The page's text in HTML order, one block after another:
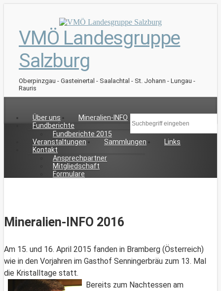
VMÖ Landesgruppe
Salzburg
Oberpinzgau - Gasteinertal - Saalachtal - St. Johann - Lungau -
Rauris
Über uns
Mineralien-INFO
Fundberichte
Fundberichte 2015
Veranstaltungen
Sammlungen
Links
Kontakt
Ansprechpartner
Mitgliedschaft
Formulare
Mineralien-INFO 2016
Am 15. und 16. April 2015 fanden in Bramberg (Österreich)
wie in den Vorjahren im Gasthof Senningerbräu zum 13. Mal
die Kristalltage statt.
Bereits zum Nachtessen am